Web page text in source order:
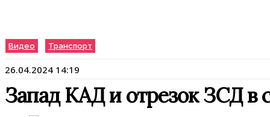
Видео Транспорт
26.04.2024 14:19
Запад КАД и отрезок ЗСД в